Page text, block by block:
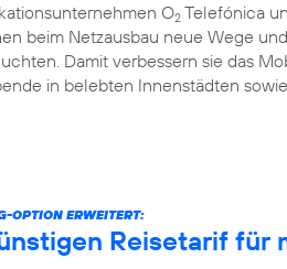
O2 Telefónica
beim Netzausbau neue Wege
Damit verbessern sie das
in belebten Innenstädten
OPTION ERWEITERT:
Reisetarif für